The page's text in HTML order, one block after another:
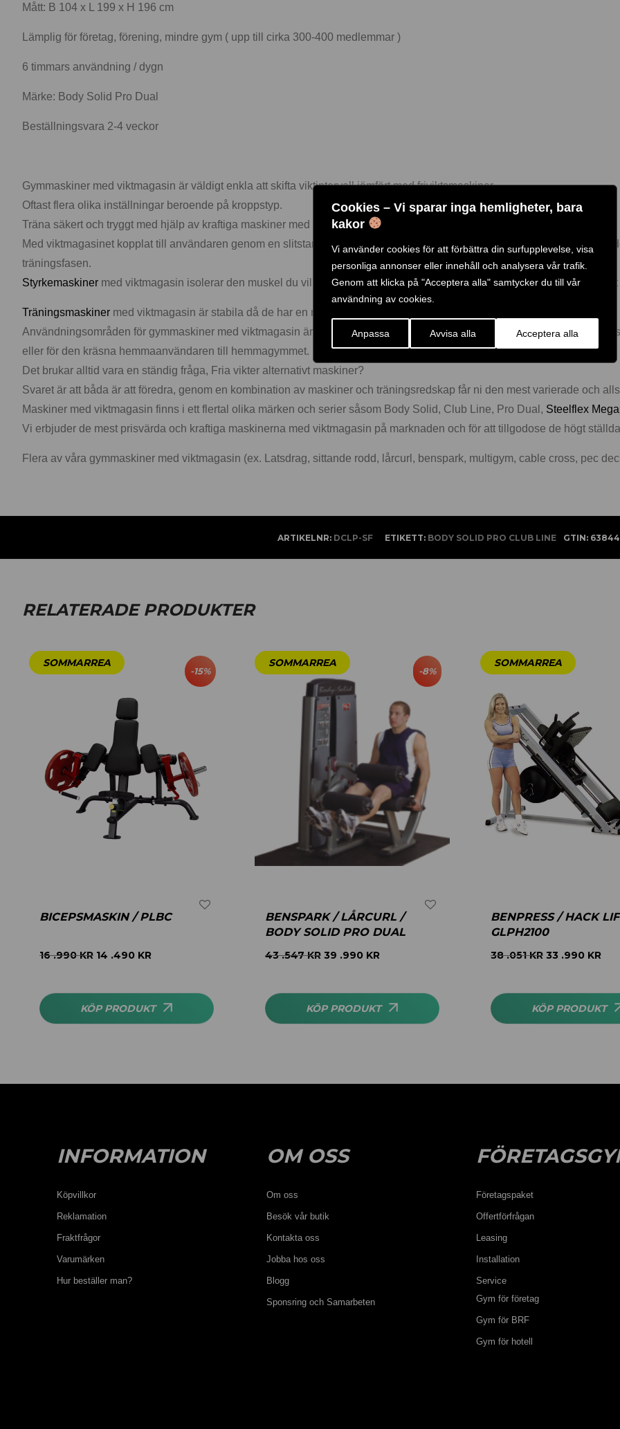
Cookies – Vi sparar inga hemligheter, bara
kakor
Vi använder cookies för att förbättra din surfupplevelse, visa
personliga annonser eller innehåll och analysera vår trafik.
Genom att klicka på "Acceptera alla" samtycker du till vår
användning av cookies.
Anpassa Avvisa alla Acceptera alla
Mått: B 104 x L 199 x H 196 cm
Lämplig för företag, förening, mindre gym ( upp till cirka 300-400 medlemmar )
6 timmars användning / dygn
Märke: Body Solid Pro Dual
Beställningsvara 2-4 veckor
Gymmaskiner med viktmagasin är väldigt enkla att skifta viktintervall jämfört med friviktsmaskiner.
Oftast flera olika inställningar beroende på kroppstyp.
Träna säkert och tryggt med hjälp av kraftiga maskiner med viktmagasin.
Med viktmagasinet kopplat till användaren genom en slitstark vajer får man en jämn belastning i hela träningsrörelsen,
träningsfasen.
Styrkemaskiner med viktmagasin isolerar den muskel du vill träna, den är extremt lätt att träna i och den lämpar sig
Träningsmaskiner med viktmagasin är stabila då de har en relativt tung grundvikt.
Användningsområden för gymmaskiner med viktmagasin är obegränsade, exempelvis är de perfekta att placera på
eller för den kräsna hemmaanvändaren till hemmagymmet.
Det brukar alltid vara en ständig fråga, Fria vikter alternativt maskiner?
Svaret är att båda är att föredra, genom en kombination av maskiner och träningsredskap får ni den mest varierade och
Maskiner med viktmagasin finns i ett flertal olika märken och serier såsom Body Solid, Club Line, Pro Dual, Steelflex
Vi erbjuder de mest prisvärda och kraftiga maskinerna med viktmagasin på marknaden och för att tillgodose de högt
Flera av våra gymmaskiner med viktmagasin (ex. Latsdrag, sittande rodd, lårcurl, benspark, multigym, cable cross, pec
ARTIKELNR: DCLP-SF ETIKETT: BODY SOLID PRO CLUB LINE GTIN:
RELATERADE PRODUKTER
-15%
BICEPSMASKIN / PLBC
16 .990KR 14 .490 KR
KÖP PRODUKT
-8%
BENSPARK / LÅRCURL /
BODY SOLID PRO DUAL
43 .547KR 39 .990 KR
KÖP PRODUKT
BENPRESS / HACK
GLPH2100
38 .051KR 33 .990 KR
KÖP PRODUKT
INFORMATION
Köpvillkor
Reklamation
Fraktfrågor
Varumärken
Hur beställer man?
OM OSS
Om oss
Besök vår butik
Kontakta oss
Jobba hos oss
Blogg
Sponsring och Samarbeten
Företagspaket
Offertförfrågan
Leasing
Installation
Service
Gym för företag
Gym för BRF
Gym för hotell